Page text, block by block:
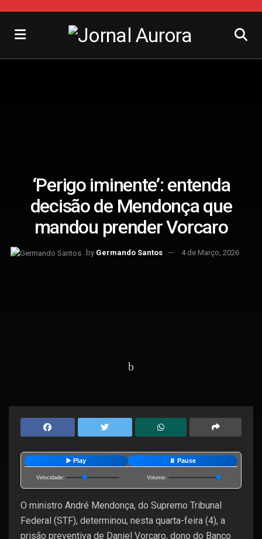
‘Perigo iminente’: entenda
decisão de Mendonça que
mandou prender Vorcaro
by Germando Santos 4 de Março, 2026
▶️ Play ⏸️ Pause
Velocidade: Volume:
O ministro André Mendonça, do Supremo Tribunal
Federal (STF), determinou, nesta quarta-feira (4), a
prisão preventiva de Daniel Vorcaro, dono do Banco